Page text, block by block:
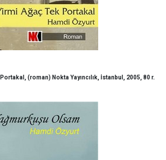
(roman) Nokta Yayıncılık, İstanbul, 2005, 80 r.